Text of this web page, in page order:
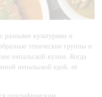
разными культурами и
этнические группы и
непальской кухни. Когда
непальской едой, её
географическим